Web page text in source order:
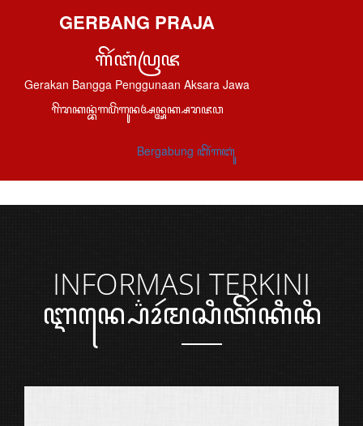
GERBANG PRAJA
ꦒꦼꦂꦧꦁꦥꦿꦗ
Gerakan Bangga Penggunaan Aksara Jawa
ꦒꦼꦫꦏꦤ꧀ꦧꦁꦒꦥꦼꦁꦒꦸꦤꦄꦤ꧀ꦄꦏ꧀ꦱꦫꦗꦮ
Bergabung ꦧꦼꦂꦒꦧꦸꦁ
INFORMASI TERKINI
ꦆꦤ꧀ꦥ꦳ꦺꦴꦂꦩꦱꦶꦠꦼꦂꦏꦶꦤꦶ